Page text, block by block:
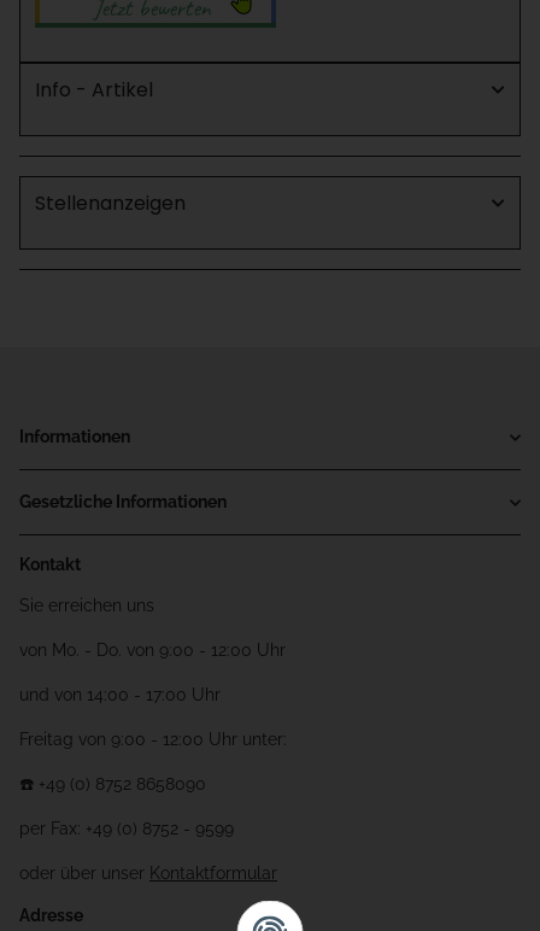
Info - Artikel
Stellenanzeigen
Informationen
Gesetzliche Informationen
Kontakt
Sie erreichen uns
von Mo. - Do. von 9:00 - 12:00 Uhr
und von 14:00 - 17:00 Uhr
Freitag von 9:00 - 12:00 Uhr unter:
☎️ +49 (0) 8752 8658090
per Fax: +49 (0) 8752 - 9599
oder über unser Kontaktformular
Adresse